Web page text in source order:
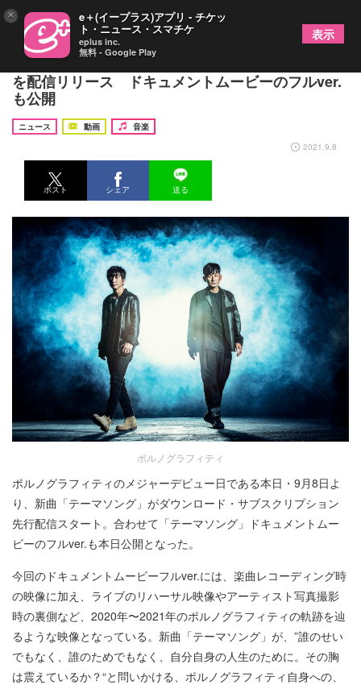
ポルノグラフィティ、新シングル「テーマソング」
を配信リリース ドキュメントムービーのフルver.
も公開
ニュース 動画
音楽
2021.9.8
ポスト シェア 送る
ポルノグラフィティ
ポルノグラフィティのメジャーデビュー日である本日・9月8日よ
り、新曲「テーマソング」がダウンロード・サブスクリプション
先行配信スタート。合わせて「テーマソング」ドキュメントムー
ビーのフルver.も本日公開となった。
今回のドキュメントムービーフルver.には、楽曲レコーディング時
の映像に加え、ライブのリハーサル映像やアーティスト写真撮影
時の裏側など、2020年〜2021年のポルノグラフィティの軌跡を辿
るような映像となっている。新曲「テーマソング」が、”誰のせい
でもなく、誰のためでもなく、自分自身の人生のために。その胸
は震えているか？“と問いかける、ポルノグラフィティ自身への、
× e＋(イープラス)アプリ - チケッ
ト・ニュース・スマチケ
eplus inc.
無料 - Google Play
表示